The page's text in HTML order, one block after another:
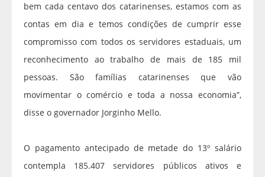
bem cada centavo dos catarinenses, estamos com as
contas em dia e temos condições de cumprir esse
compromisso com todos os servidores estaduais, um
reconhecimento ao trabalho de mais de 185 mil
pessoas. São famílias catarinenses que vão
movimentar o comércio e toda a nossa economia”,
disse o governador Jorginho Mello.
O pagamento antecipado de metade do 13º salário
contempla 185.407 servidores públicos ativos e